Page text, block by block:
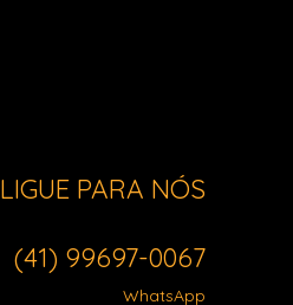
LIGUE PARA NÓS
(41) 99697-0067
WhatsApp